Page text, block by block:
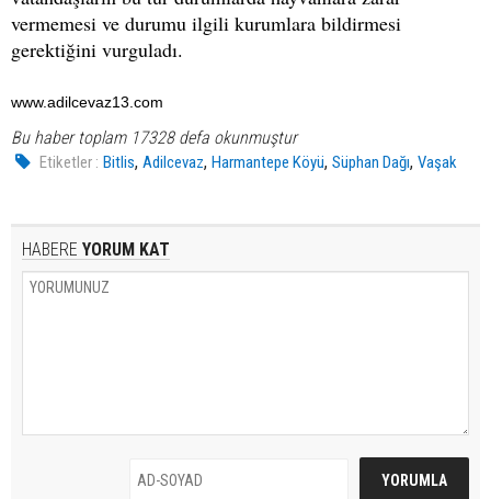
vermemesi ve durumu ilgili kurumlara bildirmesi
gerektiğini vurguladı.
www.adilcevaz13.com
Bu haber toplam 17328 defa okunmuştur
Etiketler : Bitlis,Adilcevaz,Harmantepe Köyü,Süphan Dağı,Vaşak
HABERE YORUM KAT